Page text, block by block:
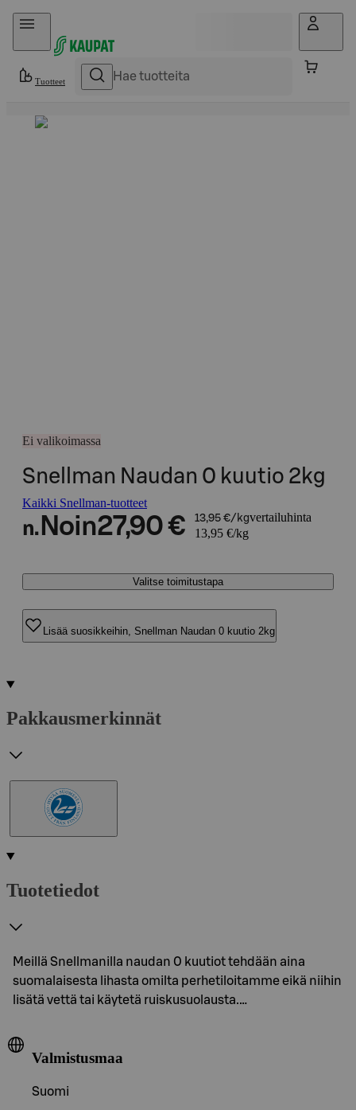
Hyppää sisältöön
Tuotteet
Ei valikoimassa
Snellman Naudan 0 kuutio 2kg
Kaikki Snellman-tuotteet
n. Noin27,90 € 13,95 €/kgvertailuhinta
13,95 €/kg
Valitse toimitustapa
Lisää suosikkeihin, Snellman Naudan 0 kuutio 2kg
Pakkausmerkinnät
Tuotetiedot
Meillä Snellmanilla naudan 0 kuutiot tehdään aina
suomalaisesta lihasta omilta perhetiloitamme eikä niihin
lisätä vettä tai käytetä ruiskusuolausta.…
Valmistusmaa
Suomi